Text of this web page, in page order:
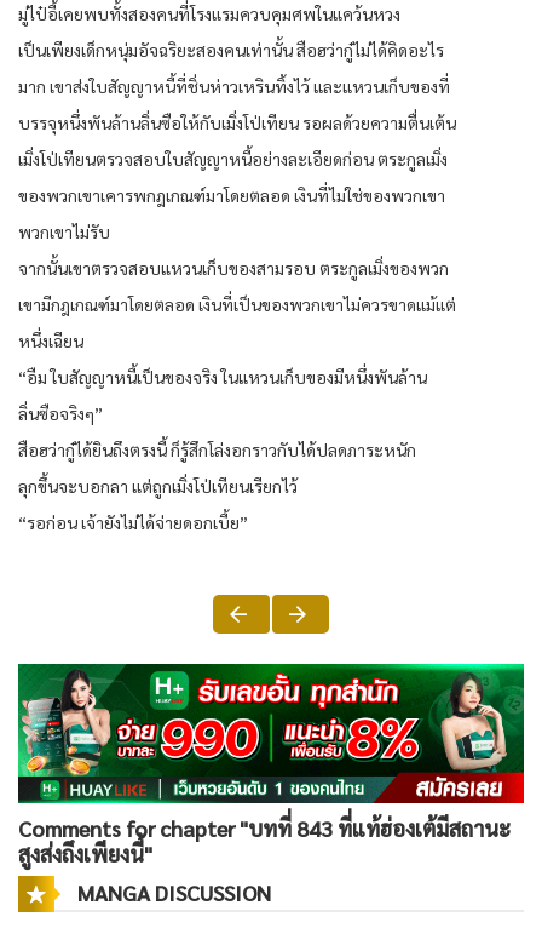
มู่ไป๋อี้เคยพบทั้งสองคนที่โรงแรมควบคุมศพในแคว้นหวง
เป็นเพียงเด็กหนุ่มอัจฉริยะสองคนเท่านั้น สือฮว่ากู๋ไม่ได้คิดอะไร
มาก เขาส่งใบสัญญาหนี้ที่ชิ่นห่าวเหรินทิ้งไว้ และแหวนเก็บของที่
บรรจุหนึ่งพันล้านลิ่นซือให้กับเมิ่งโป่เทียน รอผลด้วยความตื่นเต้น
เมิ่งโป่เทียนตรวจสอบใบสัญญาหนี้อย่างละเอียดก่อน ตระกูลเมิ่ง
ของพวกเขาเคารพกฎเกณฑ์มาโดยตลอด เงินที่ไม่ใช่ของพวกเขา
พวกเขาไม่รับ
จากนั้นเขาตรวจสอบแหวนเก็บของสามรอบ ตระกูลเมิ่งของพวก
เขามีกฎเกณฑ์มาโดยตลอด เงินที่เป็นของพวกเขาไม่ควรขาดแม้แต่
หนึ่งเฉียน
“อืม ใบสัญญาหนี้เป็นของจริง ในแหวนเก็บของมีหนึ่งพันล้าน
ลิ่นซือจริงๆ”
สือฮว่ากู๋ได้ยินถึงตรงนี้ ก็รู้สึกโล่งอกราวกับได้ปลดภาระหนัก
ลุกขึ้นจะบอกลา แต่ถูกเมิ่งโป่เทียนเรียกไว้
“รอก่อน เจ้ายังไม่ได้จ่ายดอกเบี้ย”
Comments for chapter "บทที่ 843 ที่แท้ฮ่องเต้มีสถานะ
สูงส่งถึงเพียงนี้"
MANGA DISCUSSION